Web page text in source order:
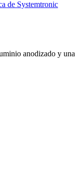
anodizado y una